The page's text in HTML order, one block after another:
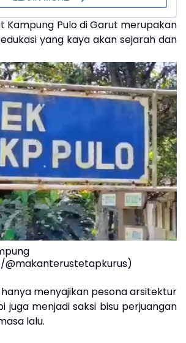
Kampung Pulo di Garut merupakan
yang kaya akan sejarah dan
@makanterustetapkurus)
menyajikan pesona arsitektur
juga menjadi saksi bisu perjuangan
lalu.